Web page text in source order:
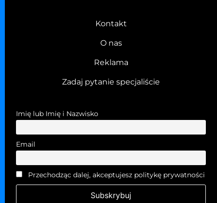
Kontakt
O nas
Reklama
Zadaj pytanie specjaliście
Imię lub Imię i Nazwisko
Email
Przechodząc dalej, akceptujesz politykę prywatności